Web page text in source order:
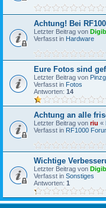
Achtung! Bei
Letzter Beitrag von
Verfasst in Hardware
Eure Fotos sind
Letzter Beitrag von
Verfasst in Fotos
Antworten: 14
Achtung an alle
Letzter Beitrag von riu «
Verfasst in RF1000
Wichtige
Letzter Beitrag von
Verfasst in Sonstiges
Antworten: 1